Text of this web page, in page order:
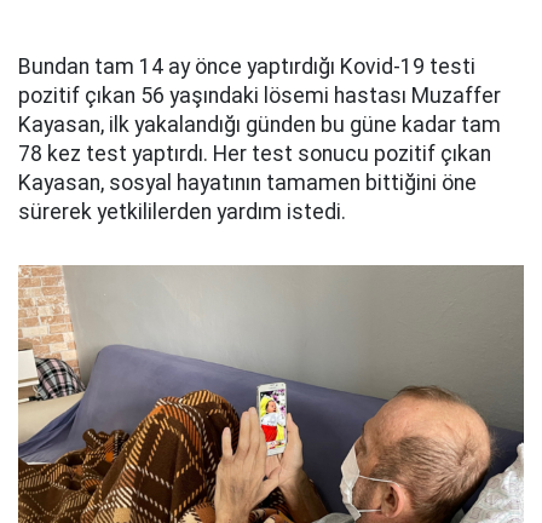
Bundan tam 14 ay önce yaptırdığı Kovid-19 testi
pozitif çıkan 56 yaşındaki lösemi hastası Muzaffer
Kayasan, ilk yakalandığı günden bu güne kadar tam
78 kez test yaptırdı. Her test sonucu pozitif çıkan
Kayasan, sosyal hayatının tamamen bittiğini öne
sürerek yetkililerden yardım istedi.